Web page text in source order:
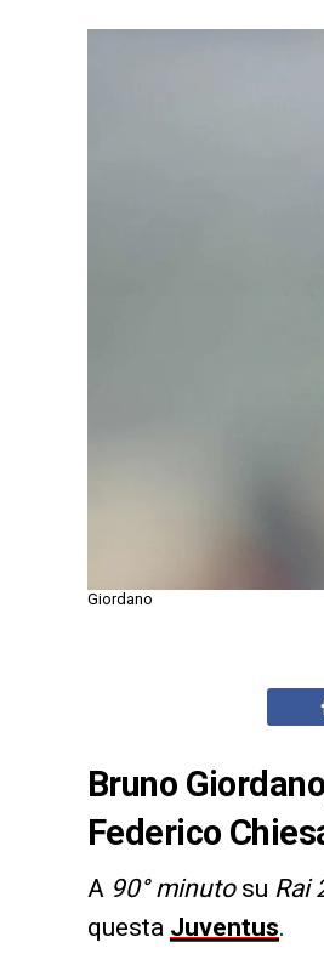
Giordano
Bruno
Federico
A 90° minutosu Rai
questa Juventus.